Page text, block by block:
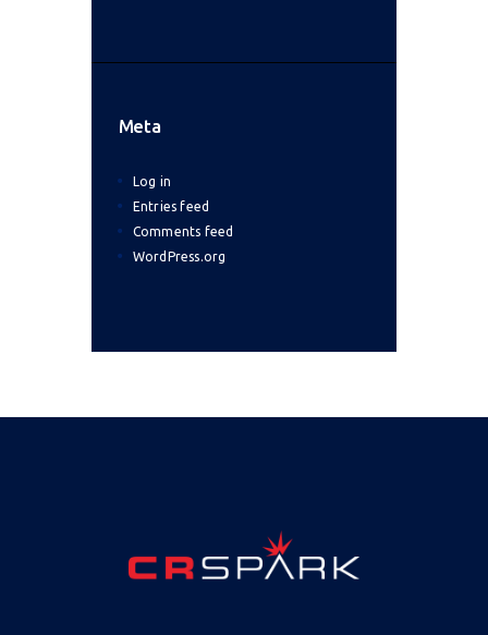
Meta
Log in
Entries feed
Comments feed
WordPress.org